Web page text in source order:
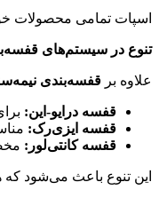
اسپات تمامی محصولات
تنوع در سیستم‌های
علاوه بر قفسه‌بندی
قفسه درایو-این:
قفسه ایزی‌رک:
قفسه کانتی‌لور :
این تنوع باعث می‌شود که